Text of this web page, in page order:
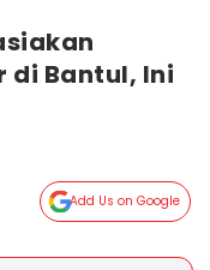
di Bantul, Ini
Add Us on Google